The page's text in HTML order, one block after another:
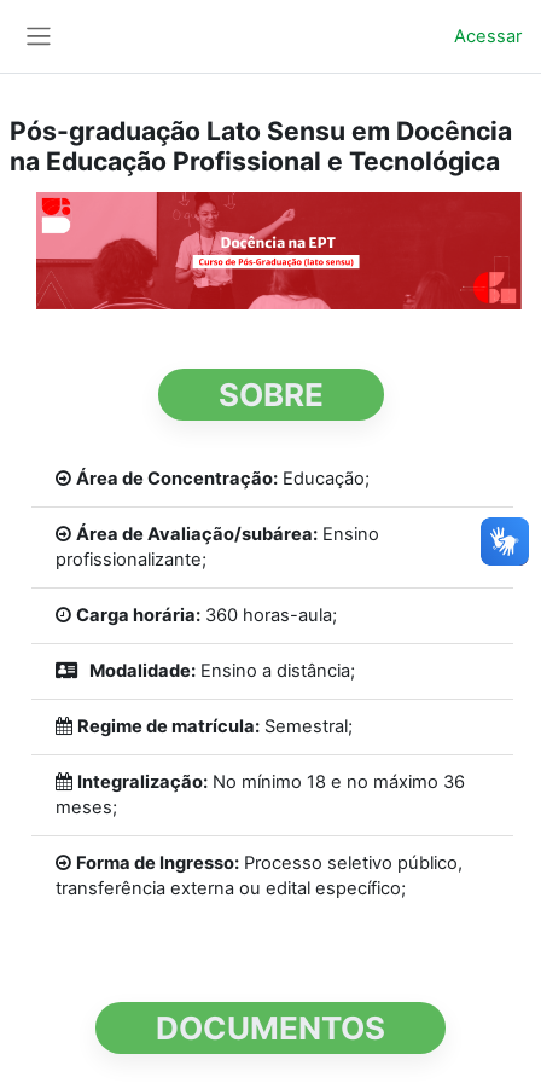
Acessar
Pós-graduação Lato Sensu em Docência
na Educação Profissional e Tecnológica
SOBRE
Área de Concentração: Educação;
Área de Avaliação/subárea: Ensino
profissionalizante;
Carga horária: 360 horas-aula;
Modalidade: Ensino a distância;
Regime de matrícula: Semestral;
Integralização: No mínimo 18 e no máximo 36
meses;
Forma de Ingresso: Processo seletivo público,
transferência externa ou edital específico;
DOCUMENTOS